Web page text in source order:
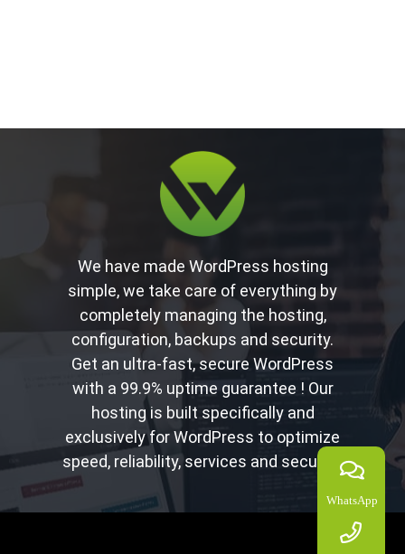
WhatsApp
We have made WordPress hosting
simple, we take care of everything by
completely managing the hosting,
configuration, backups and security.
Get an ultra-fast, secure WordPress
with a 99.9% uptime guarantee ! Our
hosting is built specifically and
exclusively for WordPress to optimize
speed, reliability, services and security.